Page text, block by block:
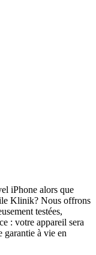
iPhone alors que
Klinik? Nous offrons
testées,
: votre appareil sera
à vie en